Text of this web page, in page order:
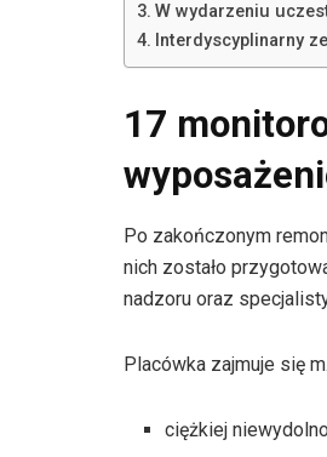
W wydarzeniu
Interdyscyplinarny
17
Po zakończonym
nich zostało
nadzoru oraz
Placówka zajmuje się
ciężkiej